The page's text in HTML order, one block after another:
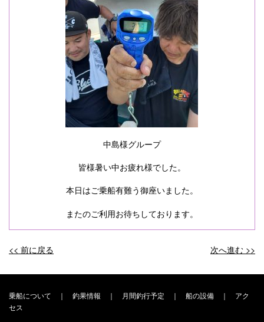
中島様グループ
皆様暑い中お疲れ様でした。
本日はご乗船有難う御座いました。
またのご利用お待ちしております。
投
稿
ナ
ビ
<< 前に戻る 次へ進む >>
乗船について ｜ 釣果情報 ｜ 月間釣行予定 ｜ 船の設備 ｜ アク
セス